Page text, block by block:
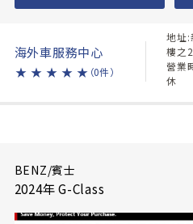
海外車服務中心
★ ★ ★ ★ ★ （0件）
地址:
樓之2
營業
休
BENZ/賓士
2024年 G-Class